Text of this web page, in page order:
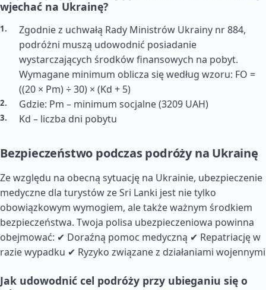
wjechać na Ukrainę?
Zgodnie z uchwałą Rady Ministrów Ukrainy nr 884,
podróżni muszą udowodnić posiadanie
wystarczających środków finansowych na pobyt.
Wymagane minimum oblicza się według wzoru: FO =
((20 × Pm) ÷ 30) × (Kd + 5)
Gdzie: Pm – minimum socjalne (3209 UAH)
Kd – liczba dni pobytu
Bezpieczeństwo podczas podróży na Ukrainę
Ze względu na obecną sytuację na Ukrainie, ubezpieczenie
medyczne dla turystów ze Sri Lanki jest nie tylko
obowiązkowym wymogiem, ale także ważnym środkiem
bezpieczeństwa. Twoja polisa ubezpieczeniowa powinna
obejmować: ✔ Doraźną pomoc medyczną ✔ Repatriację w
razie wypadku ✔ Ryzyko związane z działaniami wojennymi
Jak udowodnić cel podróży przy ubieganiu się o